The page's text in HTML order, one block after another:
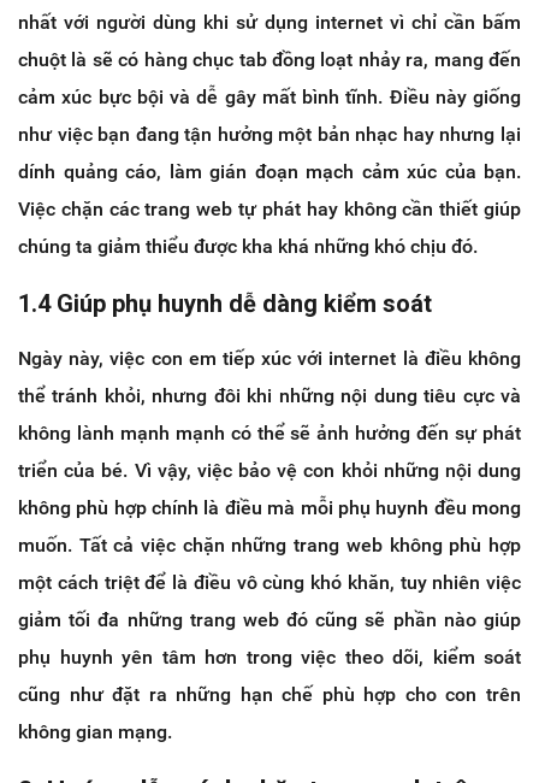
nhất với người dùng khi sử dụng internet vì chỉ cần bấm
chuột là sẽ có hàng chục tab đồng loạt nhảy ra, mang đến
cảm xúc bực bội và dễ gây mất bình tĩnh. Điều này giống
như việc bạn đang tận hưởng một bản nhạc hay nhưng lại
dính quảng cáo, làm gián đoạn mạch cảm xúc của bạn.
Việc chặn các trang web tự phát hay không cần thiết giúp
chúng ta giảm thiểu được kha khá những khó chịu đó.
1.4 Giúp phụ huynh dễ dàng kiểm soát
Ngày này, việc con em tiếp xúc với internet là điều không
thể tránh khỏi, nhưng đôi khi những nội dung tiêu cực và
không lành mạnh mạnh có thể sẽ ảnh hưởng đến sự phát
triển của bé. Vì vậy, việc bảo vệ con khỏi những nội dung
không phù hợp chính là điều mà mỗi phụ huynh đều mong
muốn. Tất cả việc chặn những trang web không phù hợp
một cách triệt để là điều vô cùng khó khăn, tuy nhiên việc
giảm tối đa những trang web đó cũng sẽ phần nào giúp
phụ huynh yên tâm hơn trong việc theo dõi, kiểm soát
cũng như đặt ra những hạn chế phù hợp cho con trên
không gian mạng.